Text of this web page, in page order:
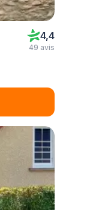
4,4
49 avis